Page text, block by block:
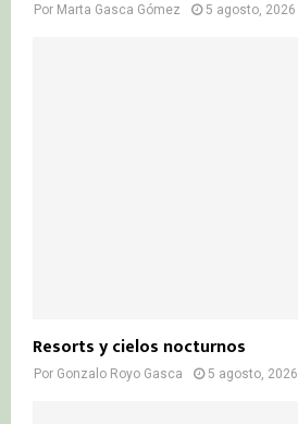
Por Marta Gasca Gómez 5 agosto, 2026
Resorts y cielos nocturnos
Por Gonzalo Royo Gasca 5 agosto, 2026